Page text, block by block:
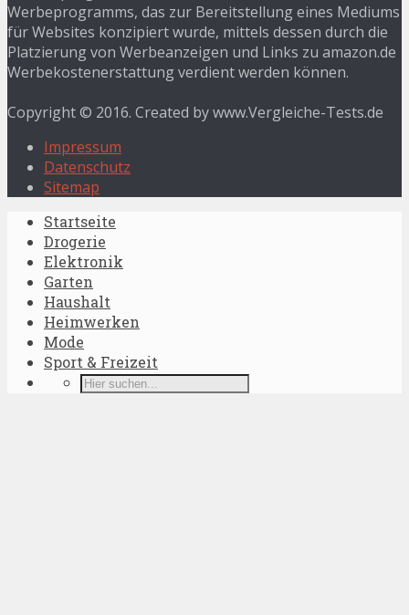
Werbeprogramms, das zur Bereitstellung eines Mediums
für Websites konzipiert wurde, mittels dessen durch die
Platzierung von Werbeanzeigen und Links zu amazon.de
Werbekostenerstattung verdient werden können.
Copyright © 2016. Created by www.Vergleiche-Tests.de
Impressum
Datenschutz
Sitemap
Startseite
Drogerie
Elektronik
Garten
Haushalt
Heimwerken
Mode
Sport & Freizeit